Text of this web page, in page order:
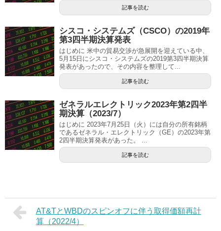
記事を読む
シスコ・システムズ（CSCO）の2019年
第3四半期決算発表
はじめに 米中の貿易交渉が急展開を迎えている中、
5月15日にシスコ・システムズの2019第3四半期決算
発表があったので、その内容を整理して...
記事を読む
ゼネラルエレクトリック2023年第2四半
期決算（2023/7）
はじめに 2023年7月25日（火）には自分の所有銘柄
であるゼネラル・エレクトリック（GE）の2023年第
2四半期決算発表があった。 ...
記事を読む
AT&TとWBDのスピンオフに伴う取得価額再計
算（2022/4）